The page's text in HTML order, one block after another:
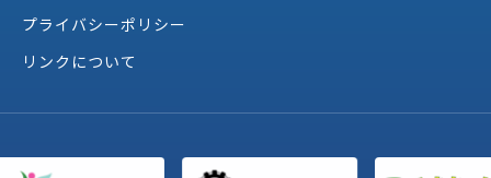
プライバシーポリシー
リンクについて